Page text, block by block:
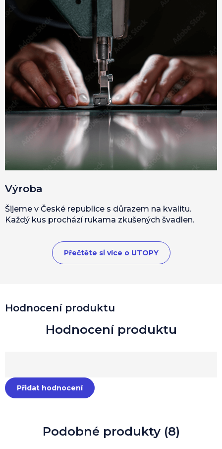
Podobné produkty (8)
Hodnocení produktu
Přidat hodnocení
Výroba
Šijeme v České republice s důrazem na kvalitu.
Každý kus prochází rukama zkušených švadlen.
Přečtěte si více o UTOPY